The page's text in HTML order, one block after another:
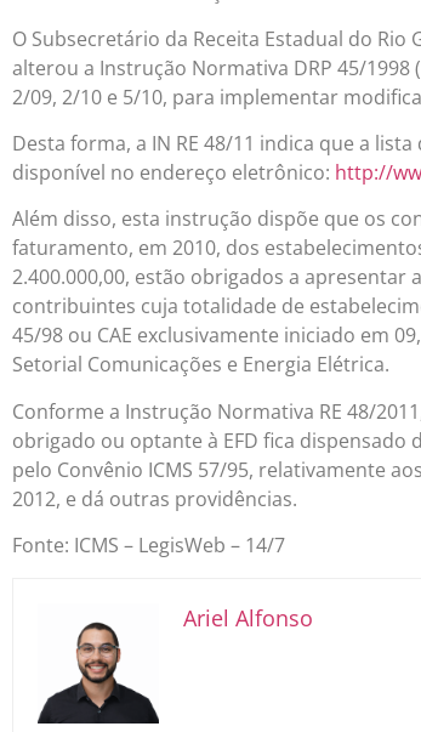
O Subsecretário da Receita Estadual do
alterou a Instrução Normativa DRP 45/1998
2/09, 2/10 e 5/10, para implementar
Desta forma, a IN RE 48/11 indica que a
disponível no endereço eletrônico: http://
Além disso, esta instrução dispõe que os
faturamento, em 2010, dos
2.400.000,00, estão obrigados a apresentar
contribuintes cuja totalidade de
45/98 ou CAE exclusivamente iniciado em
Setorial Comunicações e Energia Elétrica.
Conforme a Instrução Normativa RE 48/
obrigado ou optante à EFD fica
pelo Convênio ICMS 57/95, relativamente
2012, e dá outras providências.
Fonte: ICMS – LegisWeb – 14/7
Ariel Alfonso